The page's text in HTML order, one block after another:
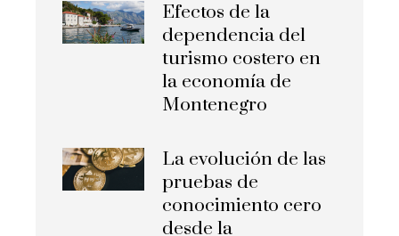
Efectos de la
dependencia del
turismo costero en
la economía de
Montenegro
La evolución de las
pruebas de
conocimiento cero
desde la